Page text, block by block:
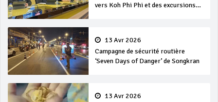
vers Koh Phi Phi et des excursions
13 Avr 2026
Campagne de sécurité routière
‘Seven Days of Danger’ de Songkran
13 Avr 2026